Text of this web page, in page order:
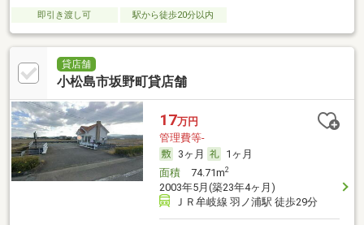
即引き渡し可 駅から徒歩20分以内
貸店舗
小松島市坂野町貸店舗
17万円
管理費等-
3ヶ月
1ヶ月
面積74.71m2
2003年5月(築23年4ヶ月)
ＪＲ牟岐線 羽ノ浦駅 徒歩29分